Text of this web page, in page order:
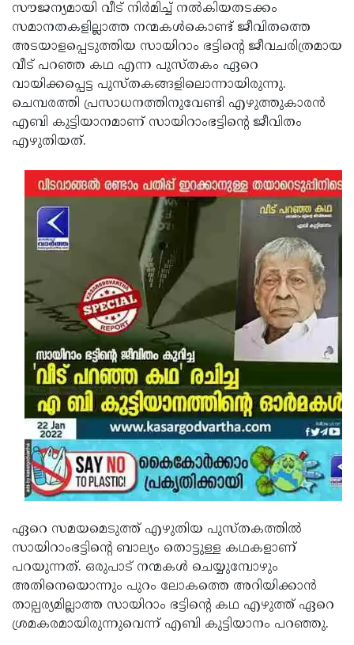
Shivarathri
International
Women's
Day
Anti-
Drug
Campaign
Attukal
Pongala
2025
Holi
2025
IPL
Al-
Fitr
2025
Waqf
Bill
Controversy
Vishu
Festival
Good
Observance
Sunday
By-
Election
Updates
Assembly
Polls
Kerala
Local
Body
Election
Look
Back
2025
സൗജന്യമായി വീട് നിർമിച്ച് നല്‍കിയതടക്കം
സമാനതകളില്ലാത്ത നന്മകള്‍കൊണ്ട് ജീവിതത്തെ
അടയാളപ്പെടുത്തിയ സായിറാം ഭട്ടിന്റെ ജീവചരിത്രമായ
വീട് പറഞ്ഞ കഥ എന്ന പുസ്തകം ഏറെ
വായിക്കപ്പെട്ട പുസ്തകങ്ങളിലൊന്നായിരുന്നു.
ചെമ്പരത്തി പ്രസാധനത്തിനുവേണ്ടി എഴുത്തുകാരന്‍
എബി കുട്ടിയാനമാണ് സായിറാംഭട്ടിന്റെ ജീവിതം
എഴുതിയത്.
ഏറെ സമയമെടുത്ത് എഴുതിയ പുസ്തകത്തില്‍
സായിറാംഭട്ടിന്റെ ബാല്യം തൊട്ടുള്ള കഥകളാണ്
പറയുന്നത്. ഒരുപാട് നന്മകള്‍ ചെയ്യുമ്പോഴും
അതിനെയൊന്നും പുറം ലോകത്തെ അറിയിക്കാന്‍
താല്പര്യമില്ലാത്ത സായിറാം ഭട്ടിന്റെ കഥ എഴുത്ത് ഏറെ
ശ്രമകരമായിരുന്നുവെന്ന് എബി കുട്ടിയാനം പറഞ്ഞു.